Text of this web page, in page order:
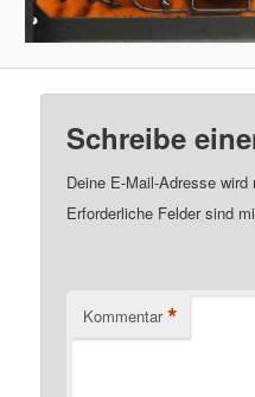
Schreibe
Deine E-Mail-Adresse
Erforderliche Felder sind
Kommentar *